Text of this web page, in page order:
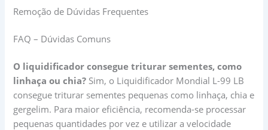
Remoção de Dúvidas Frequentes
FAQ – Dúvidas Comuns
O liquidificador consegue triturar sementes, como
linhaça ou chia? Sim, o Liquidificador Mondial L-99 LB
consegue triturar sementes pequenas como linhaça, chia e
gergelim. Para maior eficiência, recomenda-se processar
pequenas quantidades por vez e utilizar a velocidade